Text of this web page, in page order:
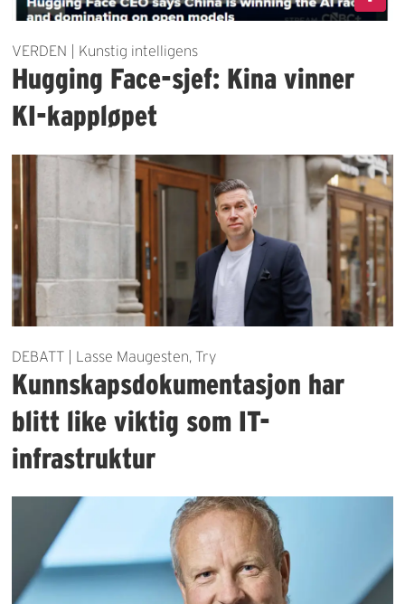
VERDEN | Kunstig intelligens
Hugging Face-sjef: Kina vinner
KI-kappløpet
DEBATT | Lasse Maugesten, Try
Kunnskapsdokumentasjon har
blitt like viktig som IT-
infrastruktur